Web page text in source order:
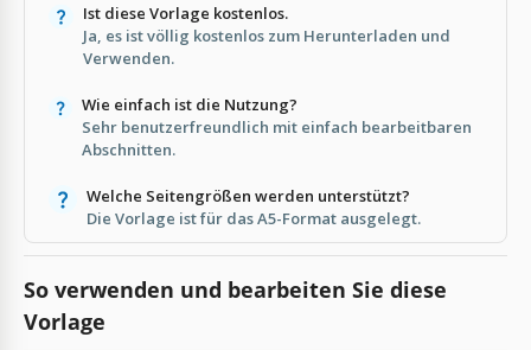
Ist diese Vorlage kostenlos.
Ja, es ist völlig kostenlos zum Herunterladen und
Verwenden.
Wie einfach ist die Nutzung?
Sehr benutzerfreundlich mit einfach bearbeitbaren
Abschnitten.
Welche Seitengrößen werden unterstützt?
Die Vorlage ist für das A5-Format ausgelegt.
So verwenden und bearbeiten Sie diese
Vorlage